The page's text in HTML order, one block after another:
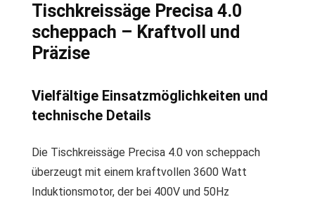
Tischkreissäge Precisa 4.0
scheppach – Kraftvoll und
Präzise
Vielfältige Einsatzmöglichkeiten und
technische Details
Die Tischkreissäge Precisa 4.0 von scheppach
überzeugt mit einem kraftvollen 3600 Watt
Induktionsmotor, der bei 400V und 50Hz